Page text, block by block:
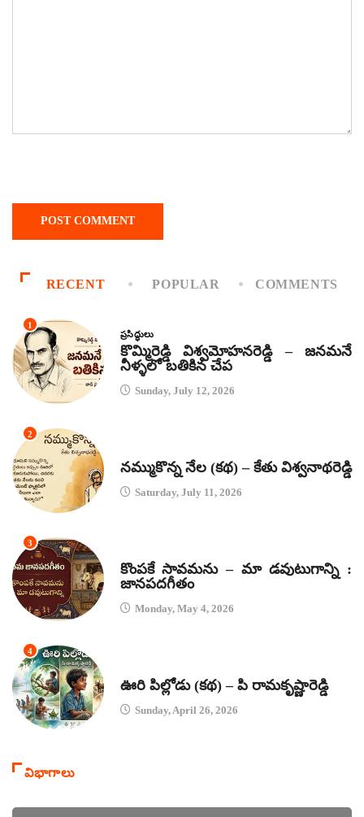
RECENT POPULAR COMMENTS
1
ప్రసిద్ధులు
కొమ్మిరెడ్డి విశ్వమోహనరెడ్డి – జనమనే
నీళ్ళలో బతికిన చేప
Sunday, July 12, 2026
2
నమ్ముకొన్న నేల (కథ) – కేతు విశ్వనాథరెడ్డి
Saturday, July 11, 2026
3
కొంపకే సావమను – మా డవుటుగాన్ని :
జానపదగీతం
Monday, May 4, 2026
4
ఊరి పిల్లోడు (కథ) – పి రామకృష్ణారెడ్డి
Sunday, April 26, 2026
విభాగాలు